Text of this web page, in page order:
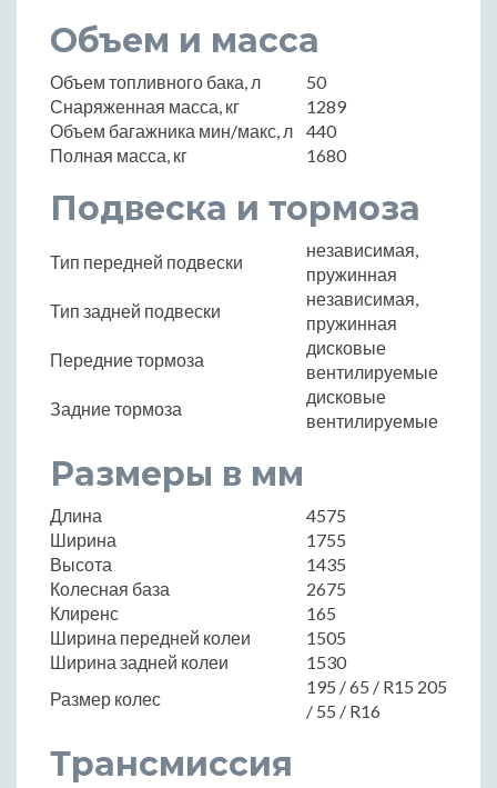
Объем и масса
Объем топливного бака, л
50
Снаряженная масса, кг
1289
Объем багажника мин/макс, л
440
Полная масса, кг
1680
Подвеска и тормоза
Тип передней подвески
независимая,
пружинная
Тип задней подвески
независимая,
пружинная
Передние тормоза
дисковые
вентилируемые
Задние тормоза
дисковые
вентилируемые
Размеры в мм
Длина
4575
Ширина
1755
Высота
1435
Колесная база
2675
Клиренс
165
Ширина передней колеи
1505
Ширина задней колеи
1530
Размер колес
195 / 65 / R15 205
/ 55 / R16
Трансмиссия